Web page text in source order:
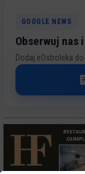
GOOGLE NEWS
Obserwuj nas
Dodaj eOstroleka